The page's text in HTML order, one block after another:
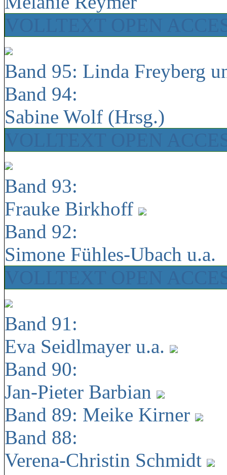
Band 95: Linda Freyberg
Band 94:
Sabine Wolf (Hrsg.)
Band 93:
Frauke Birkhoff
Band 92:
Simone Fühles-Ubach u.a.
Band 91:
Eva Seidlmayer u.a.
Band 90:
Jan-Pieter Barbian
Band 89: Meike Kirner
Band 88:
Verena-Christin Schmidt